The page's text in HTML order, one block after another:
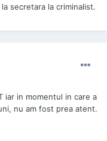
secretara la criminalist.
iar in momentul in care a
nu am fost prea atent.